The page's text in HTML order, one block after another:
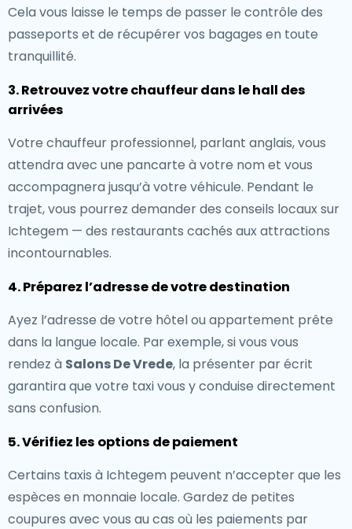
Cela vous laisse le temps de passer le contrôle des
passeports et de récupérer vos bagages en toute
tranquillité.
3. Retrouvez votre chauffeur dans le hall des
arrivées
Votre chauffeur professionnel, parlant anglais, vous
attendra avec une pancarte à votre nom et vous
accompagnera jusqu’à votre véhicule. Pendant le
trajet, vous pourrez demander des conseils locaux sur
Ichtegem — des restaurants cachés aux attractions
incontournables.
4. Préparez l’adresse de votre destination
Ayez l’adresse de votre hôtel ou appartement prête
dans la langue locale. Par exemple, si vous vous
rendez à Salons De Vrede, la présenter par écrit
garantira que votre taxi vous y conduise directement
sans confusion.
5. Vérifiez les options de paiement
Certains taxis à Ichtegem peuvent n’accepter que les
espèces en monnaie locale. Gardez de petites
coupures avec vous au cas où les paiements par